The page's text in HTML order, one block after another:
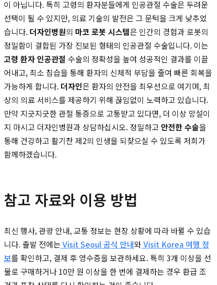
이 아닙니다. 특히 고령의 환자분들에게 인공관절 수술은 두려운
선택이 될 수 있지만, 의료 기술의 발전은 그 문턱을 크게 낮추었
습니다. 더자인병원의 마코 로봇 시스템은 인간의 경험과 로봇의
정밀함이 결합된 가장 진보된 형태의 인공관절 수술입니다. 이는
고령 환자 인공관절 수술의 정확성을 높여 성공적인 결과를 이끌
어내고, 최소 침습을 통해 환자의 신체적 부담을 줄여 빠른 회복을
가능하게 합니다. 더자인은 환자의 안전을 최우선으로 여기며, 최
상의 의료 서비스를 제공하기 위해 끊임없이 노력하고 있습니다.
만약 지긋지긋한 관절 통증으로 고통받고 있다면, 더 이상 망설이
지 마시고 더자인병원과 상담하십시오. 정밀하고 안전한 수술을
통해 건강하고 활기찬 제2의 인생을 되찾으실 수 있도록 저희가
함께하겠습니다.
참고 자료와 이용 방법
최신 행사, 관광 안내, 교통 정보는 현장 상황에 따라 바뀔 수 있습
니다. 출발 전에는 Visit Seoul 공식 안내와 Visit Korea 여행 정
보를 확인하고, 결제 후 영수증을 보관하세요. 특히 3개 이상을 선
물로 구매하거나 10만 원 이상을 한 번에 결제하는 경우 환급 조